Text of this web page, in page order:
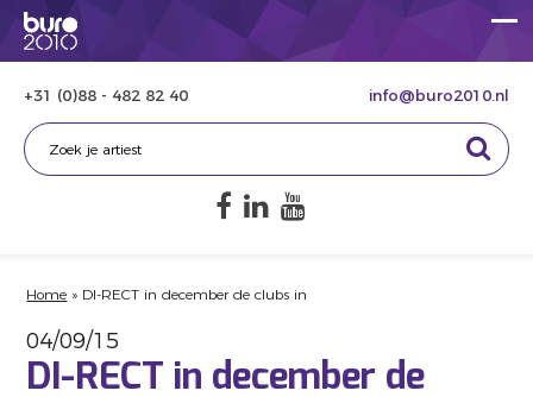
+31 (0)88 - 482 82 40 info@buro2010.nl
Home » DI-RECT in december de clubs in
04/09/15
DI-RECT in december de